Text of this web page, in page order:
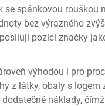
spánkovou
bez výrazného
pozici značky
výhodou i pro
z látky, obaly s logem
náklady,